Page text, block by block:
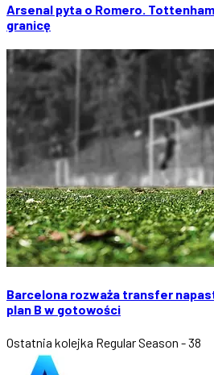
Arsenal pyta o Romero.
granicę
Barcelona rozważa transfer
plan B w gotowości
Ostatnia kolejka Regular Season - 38